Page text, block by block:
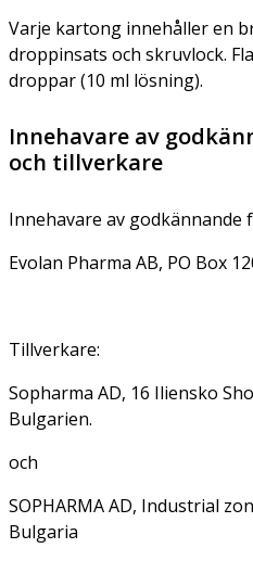
Varje kartong innehåller en
droppinsats och skruvlock.
droppar (10 ml lösning).
Innehavare av
och tillverkare
Innehavare av godkännande
Evolan Pharma AB, PO Box
Tillverkare:
Sopharma AD, 16 Iliensko
Bulgarien.
och
SOPHARMA AD, Industrial
Bulgaria